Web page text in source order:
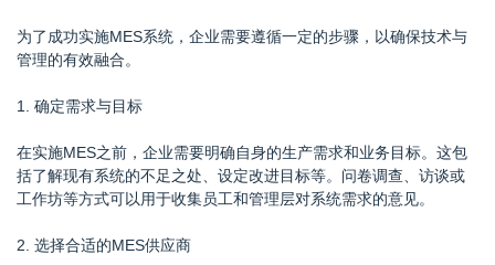
为了成功实施MES系统，企业需要遵循一定的步骤，以确保技术与
管理的有效融合。
1. 确定需求与目标
在实施MES之前，企业需要明确自身的生产需求和业务目标。这包
括了解现有系统的不足之处、设定改进目标等。问卷调查、访谈或
工作坊等方式可以用于收集员工和管理层对系统需求的意见。
2. 选择合适的MES供应商